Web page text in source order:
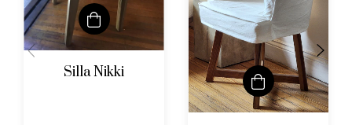
Silla Nikki